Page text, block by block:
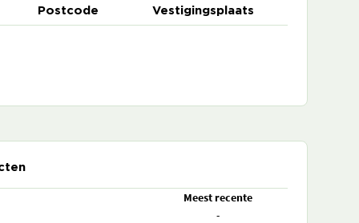
Postcode Vestigingsplaats
Meest recente
-